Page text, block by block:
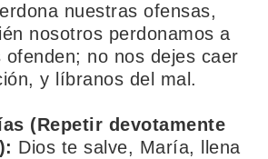
nuestras ofensas,
nosotros perdonamos a
ofenden; no nos dejes caer
y líbranos del mal.
(Repetir devotamente
Dios te salve, María, llena